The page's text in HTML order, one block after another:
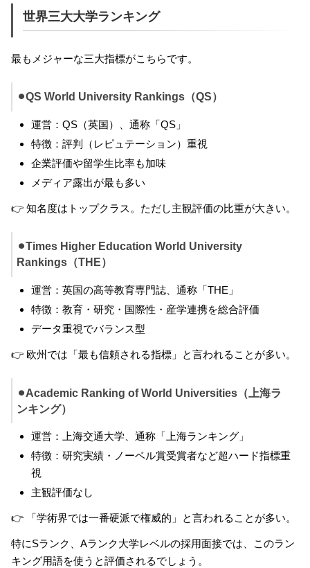
世界三大大学ランキング
最もメジャーな三大指標がこちらです。
⚫︎QS World University Rankings（QS）
運営：QS（英国）、通称「QS」
特徴：評判（レピュテーション）重視
企業評価や留学生比率も加味
メディア露出が最も多い
👉 知名度はトップクラス。ただし主観評価の比重が大きい。
⚫︎Times Higher Education World University
Rankings（THE）
運営：英国の高等教育専門誌、通称「THE」
特徴：教育・研究・国際性・産学連携を総合評価
データ重視でバランス型
👉 欧州では「最も信頼される指標」と言われることが多い。
⚫︎Academic Ranking of World Universities（上海ラ
ンキング）
運営：上海交通大学、通称「上海ランキング」
特徴：研究実績・ノーベル賞受賞者など超ハード指標重
視
主観評価なし
👉 「学術界では一番硬派で権威的」と言われることが多い。
特にSランク、Aランク大学レベルの採用面接では、このラン
キング用語を使うと評価されるでしょう。